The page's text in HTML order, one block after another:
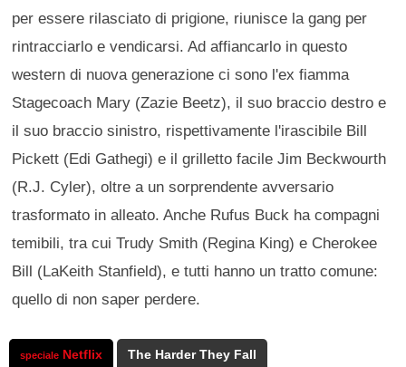
per essere rilasciato di prigione, riunisce la gang per
rintracciarlo e vendicarsi. Ad affiancarlo in questo
western di nuova generazione ci sono l'ex fiamma
Stagecoach Mary (Zazie Beetz), il suo braccio destro e
il suo braccio sinistro, rispettivamente l'irascibile Bill
Pickett (Edi Gathegi) e il grilletto facile Jim Beckwourth
(R.J. Cyler), oltre a un sorprendente avversario
trasformato in alleato. Anche Rufus Buck ha compagni
temibili, tra cui Trudy Smith (Regina King) e Cherokee
Bill (LaKeith Stanfield), e tutti hanno un tratto comune:
quello di non saper perdere.
speciale Netflix The Harder They Fall